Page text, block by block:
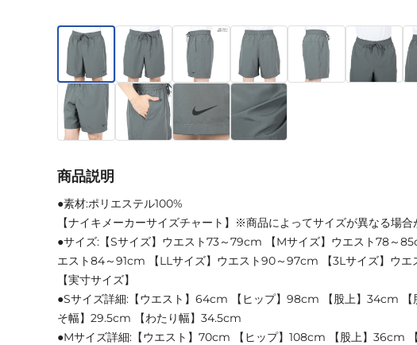
商品説明
●素材:ポリエステル100%
【ナイキメーカーサイズチャート】※商品によってサイズが異なる場合
●サイズ:【Sサイズ】ウエスト73～79cm 【Mサイズ】ウエスト78～
エスト84～91cm 【LLサイズ】ウエスト90～97cm 【3Lサイズ】ウ
【実寸サイズ】
●Sサイズ詳細:【ウエスト】64cm 【ヒップ】98cm 【股上】34cm 【
そ幅】29.5cm 【わたり幅】34.5cm
●Mサイズ詳細:【ウエスト】70cm 【ヒップ】108cm 【股上】36cm